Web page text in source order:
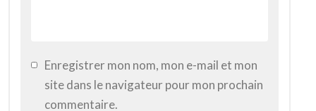
Enregistrer mon nom, mon e-mail et mon
site dans le navigateur pour mon prochain
commentaire.